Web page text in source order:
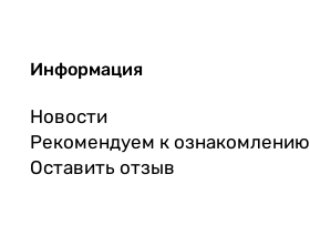
Информация
Новости
Рекомендуем к ознакомлению
Оставить отзыв